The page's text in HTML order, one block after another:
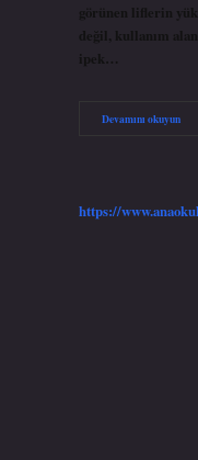
görünen liflerin
değil, kullanım
ipek…
Devamını okuyunIlmek
https://